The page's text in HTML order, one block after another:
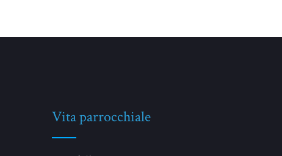
Vita parrocchiale